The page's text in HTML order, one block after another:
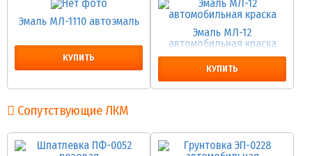
Эмаль МЛ-1110 автоэмаль
КУПИТЬ
Эмаль МЛ-12
автомобильная краска
КУПИТЬ
Сопутствующие ЛКМ